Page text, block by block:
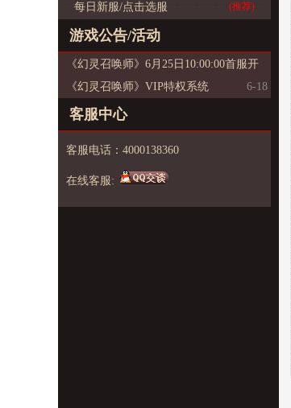
每日新服/点击选服 (推荐)
游戏公告/活动
《幻灵召唤师》6月25日10:00:00首服开
启
《幻灵召唤师》VIP特权系统 6-18
客服中心
客服电话：4000138360
在线客服: